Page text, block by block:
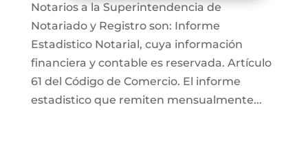
Notarios a la Superintendencia de
Notariado y Registro son: Informe
Estadistico Notarial, cuya información
financiera y contable es reservada. Artículo
61 del Código de Comercio. El informe
estadistico que remiten mensualmente...